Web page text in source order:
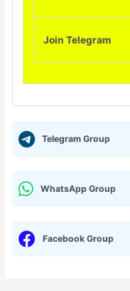
Join Telegram
Telegram Group
WhatsApp Group
Facebook Group